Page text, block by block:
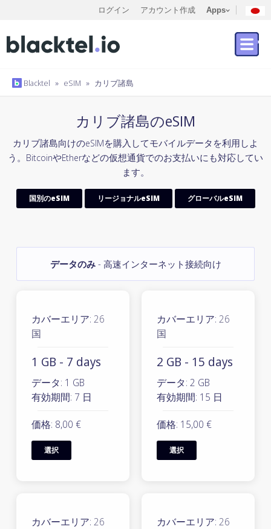
ログイン アカウント作成 Apps
Blacktel » eSIM » カリブ諸島
カリブ諸島のeSIM
カリブ諸島向けのeSIMを購入してモバイルデータを利用しよ
う。BitcoinやEtherなどの仮想通貨でのお支払いにも対応してい
ます。
国別のeSIM リージョナルeSIM グローバルeSIM
データのみ- 高速インターネット接続向け
カバーエリア: 26
国
1 GB - 7 days
データ: 1 GB
有効期間: 7 日
価格: 8,00 €
選択
カバーエリア: 26
国
2 GB - 15 days
データ: 2 GB
有効期間: 15 日
価格: 15,00 €
選択
カバーエリア: 26
カバーエリア: 26